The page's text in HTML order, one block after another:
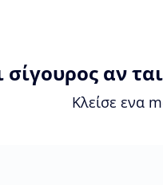
σίγουρος αν
Κλείσε ενα